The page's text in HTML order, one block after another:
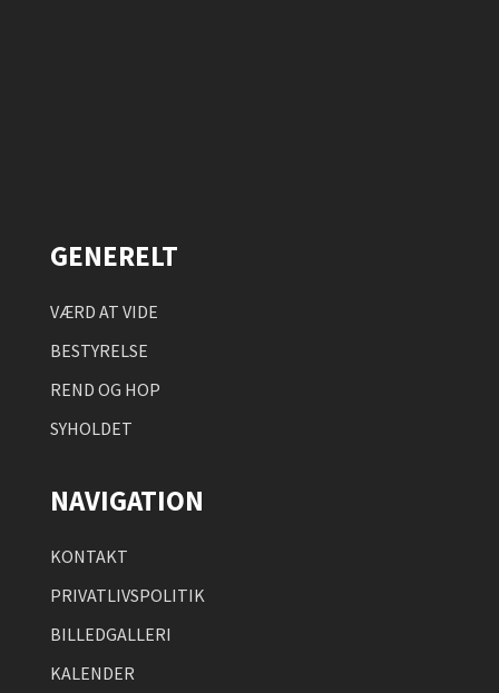
GENERELT
VÆRD AT VIDE
BESTYRELSE
REND OG HOP
SYHOLDET
NAVIGATION
KONTAKT
PRIVATLIVSPOLITIK
BILLEDGALLERI
KALENDER